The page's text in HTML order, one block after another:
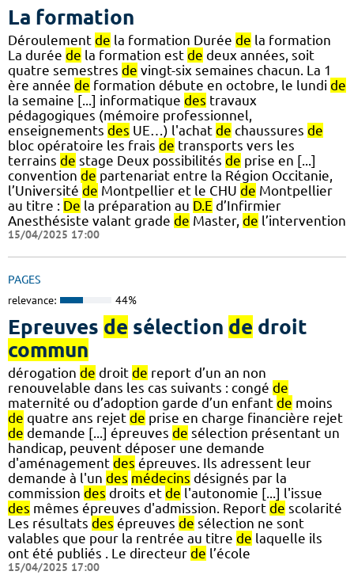
La formation
Déroulement de la formation Durée de la formation
La durée de la formation est de deux années, soit
quatre semestres de vingt-six semaines chacun. La 1
ère année de formation débute en octobre, le lundi de
la semaine [...] informatique des travaux
pédagogiques (mémoire professionnel,
enseignements des UE…) l'achat de chaussures de
bloc opératoire les frais de transports vers les
terrains de stage Deux possibilités de prise en [...]
convention de partenariat entre la Région Occitanie,
l’Université de Montpellier et le CHU de Montpellier
au titre : De la préparation au D.E d’Infirmier
Anesthésiste valant grade de Master, de l’intervention
15/04/2025 17:00
PAGES
relevance: 44%
Epreuves de sélection de droit
commun
dérogation de droit de report d’un an non
renouvelable dans les cas suivants : congé de
maternité ou d’adoption garde d’un enfant de moins
de quatre ans rejet de prise en charge financière rejet
de demande [...] épreuves de sélection présentant un
handicap, peuvent déposer une demande
d'aménagement des épreuves. Ils adressent leur
demande à l'un des médecins désignés par la
commission des droits et de l'autonomie [...] l'issue
des mêmes épreuves d'admission. Report de scolarité
Les résultats des épreuves de sélection ne sont
valables que pour la rentrée au titre de laquelle ils
ont été publiés . Le directeur de l’école
15/04/2025 17:00